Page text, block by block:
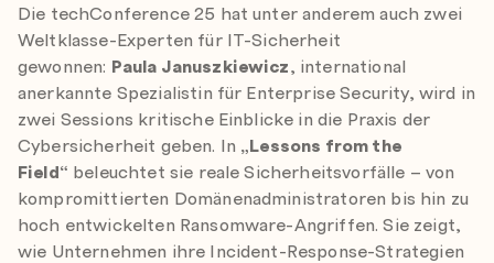
Die techConference 25 hat unter anderem auch zwei
Weltklasse-Experten für IT-Sicherheit
gewonnen: Paula Januszkiewicz, international
anerkannte Spezialistin für Enterprise Security, wird in
zwei Sessions kritische Einblicke in die Praxis der
Cybersicherheit geben. In „Lessons from the
Field“ beleuchtet sie reale Sicherheitsvorfälle – von
kompromittierten Domänenadministratoren bis hin zu
hoch entwickelten Ransomware-Angriffen. Sie zeigt,
wie Unternehmen ihre Incident-Response-Strategien